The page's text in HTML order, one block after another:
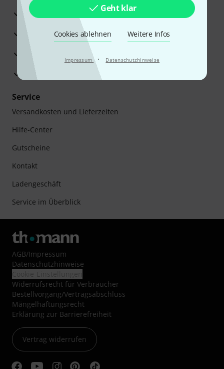
Geht klar
Cookies ablehnen Weitere Infos
Impressum · Datenschutzhinweise
Reparaturservice
Beratung durch Fachexperten
Zufriedenheitsgarantie
Europas größtes Versandlager
Service
Versandkosten und Lieferzeiten
Hilfe-Center
Gutscheine
Kontakt
Ladengeschäft
Service im Überblick
AGB/Impressum
Datenschutzhinweise
Widerrufsrecht für Verbraucher
Bestellvorgang/Vertragsabschluss
Mängelhaftungsrecht
Erklärung zur Barrierefreiheit
Vertrag widerrufen